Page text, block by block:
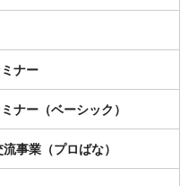
ナー
ナー（ベーシック）
事業（プロばな）